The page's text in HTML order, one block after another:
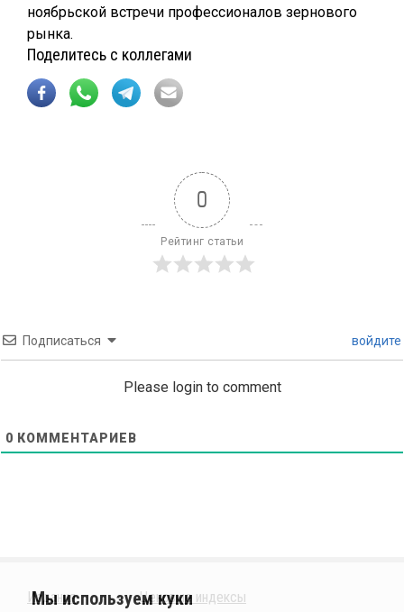
ноябрьской встречи профессионалов зернового
рынка.
Поделитесь с коллегами
0
Рейтинг статьи
Подписаться войдите
Please login to comment
0 КОММЕНТАРИЕВ
Издания Ценовые индексы